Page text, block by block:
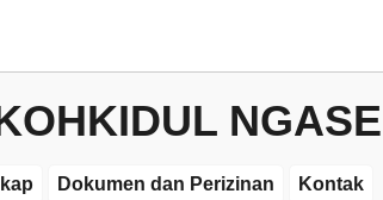
Dokumen dan Perizinan Kontak